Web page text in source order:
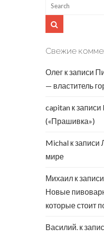
Свежие
Олег к записи
— властитель
capitan к записи
(«Прашивка»)
Michal к записи
мире
Михаил к записи
Новые
которые стоит
Василий. к